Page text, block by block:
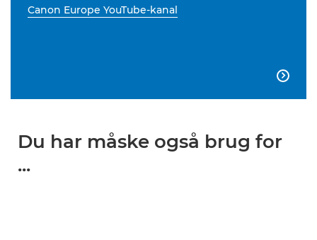
Canon Europe YouTube-kanal

Du har måske også brug for
...